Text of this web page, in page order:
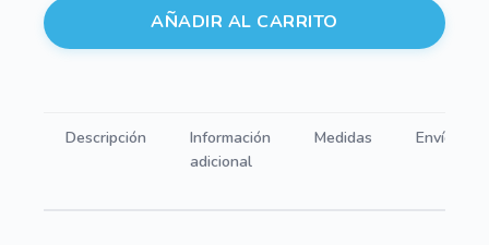
para
capazo
roselló
AÑADIR AL CARRITO
Descripción
Información
adicional
Medidas Envíos